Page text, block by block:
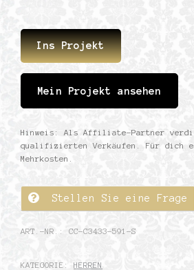
Ins Projekt
Mein Projekt ansehen
Hinweis: Als Affiliate-Partner
qualifizierten Verkäufen. Für dich
Mehrkosten.
Stellen Sie eine Frage
ART.-NR.: CC-C3433-591-S
KATEGORIE: HERREN